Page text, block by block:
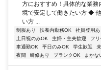
方におすすめ！具体的な業
境で安定して働きたい方 ◆
い方 ...
制服あり 扶養内勤務OK 社員登用あ
土日祝のみOK
主婦・主夫歓迎 フ
車通勤OK
平日のみOK 学生歓迎
夜間
研修あり ブランクOK まかな